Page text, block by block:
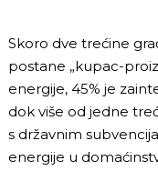
Skoro dve trećine
postane „kupac-
energije, 45% je
dok više od jedne
s državnim
energije u